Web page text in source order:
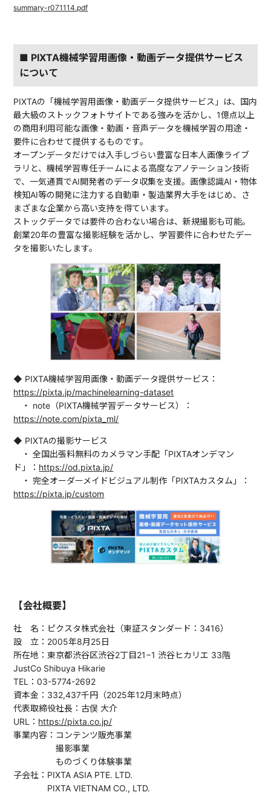
summary-r071114.pdf
■ PIXTA機械学習用画像・動画データ提供サービス
について
PIXTAの「機械学習用画像・動画データ提供サービス」は、国内
最大級のストックフォトサイトである強みを活かし、1億点以上
の商用利用可能な画像・動画・音声データを機械学習の用途・
要件に合わせて提供するものです。
オープンデータだけでは入手しづらい豊富な日本人画像ライブ
ラリと、機械学習専任チームによる高度なアノテーション技術
で、一気通貫でAI開発者のデータ収集を支援。画像認識AI・物体
検知AI等の開発に注力する自動車・製造業界大手をはじめ、さ
まざまな企業から高い支持を得ています。
ストックデータでは要件の合わない場合は、新規撮影も可能。
創業20年の豊富な撮影経験を活かし、学習要件に合わせたデー
タを撮影いたします。
◆ PIXTA機械学習用画像・動画データ提供サービス：
https://pixta.jp/machinelearning-dataset
・ note（PIXTA機械学習データサービス）：
https://note.com/pixta_ml/
◆ PIXTAの撮影サービス
・ 全国出張料無料のカメラマン手配「PIXTAオンデマン
ド」： https://od.pixta.jp/
・ 完全オーダーメイドビジュアル制作「PIXTAカスタム」：
https://pixta.jp/custom
【会社概要】
社 名：ピクスタ株式会社（東証スタンダード：3416）
設 立：2005年8月25日
所在地：東京都渋谷区渋谷2丁目21−1 渋谷ヒカリエ 33階
JustCo Shibuya Hikarie
TEL：03-5774-2692
資本金：332,437千円（2025年12月末時点）
代表取締役社長：古俣 大介
URL： https://pixta.co.jp/
事業内容：コンテンツ販売事業
撮影事業
ものづくり体験事業
子会社：PIXTA ASIA PTE. LTD.
PIXTA VIETNAM CO., LTD.